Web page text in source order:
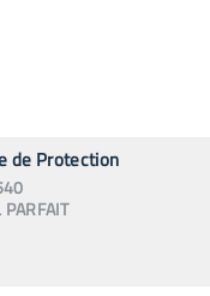
de Protection
PARFAIT